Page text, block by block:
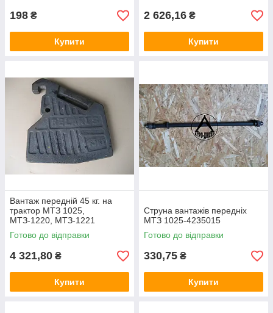
198 ₴
Купити
2 626,16 ₴
Купити
Вантаж передній 45 кг. на
трактор МТЗ 1025,
МТЗ-1220, МТЗ-1221
Готово до відправки
4 321,80 ₴
Купити
Струна вантажів передніх
МТЗ 1025-4235015
Готово до відправки
330,75 ₴
Купити